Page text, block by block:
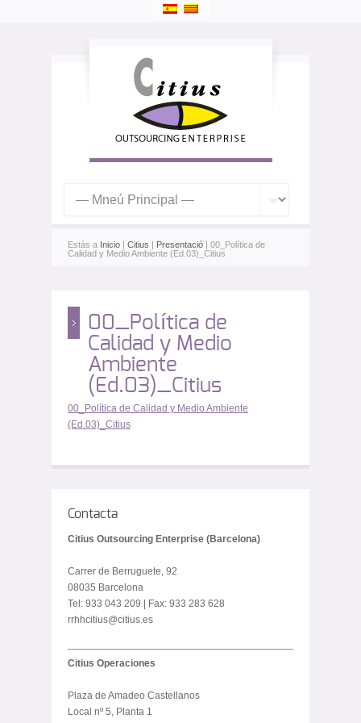
Estàs a Inicio | Citius | Presentació | 00_Política de
Calidad y Medio Ambiente (Ed.03)_Citius
00_Política de
Calidad y Medio
Ambiente
(Ed.03)_Citius
00_Política de Calidad y Medio Ambiente
(Ed.03)_Citius
Contacta
Citius Outsourcing Enterprise (Barcelona)
Carrer de Berruguete, 92
08035 Barcelona
Tel: 933 043 209 | Fax: 933 283 628
rrhhcitius@citius.es
Citius Operaciones
Plaza de Amadeo Castellanos
Local nº 5, Planta 1